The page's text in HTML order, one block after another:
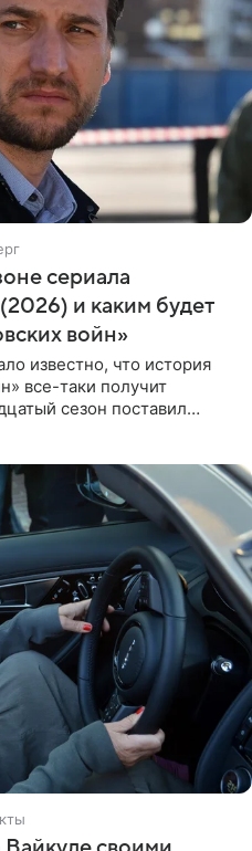
сериала
и каким будет
войн»
известно, что история
все-таки получит
сезон поставил